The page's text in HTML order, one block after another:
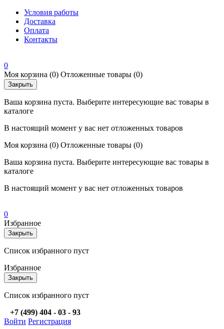
Условия работы
Доставка
Оплата
Контакты
0
Моя корзина (0) Отложенные товары (0)
Закрыть
Ваша корзина пуста. Выберите интересующие вас товары в
каталоге
В настоящий момент у вас нет отложенных товаров
Моя корзина (0) Отложенные товары (0)
Ваша корзина пуста. Выберите интересующие вас товары в
каталоге
В настоящий момент у вас нет отложенных товаров
0
Избранное
Закрыть
Список избранного пуст
Избранное
Закрыть
Список избранного пуст
+7 (499) 404 - 03 - 93
Войти Регистрация